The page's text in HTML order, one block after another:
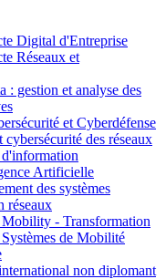
Digital d'Entreprise
Réseaux et
gestion et analyse des
et Cyberdéfense
des réseaux
d'information
Artificielle
des systèmes
réseaux
- Transformation
de Mobilité
non diplomant